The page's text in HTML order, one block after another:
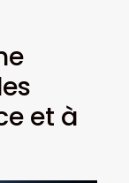
et à